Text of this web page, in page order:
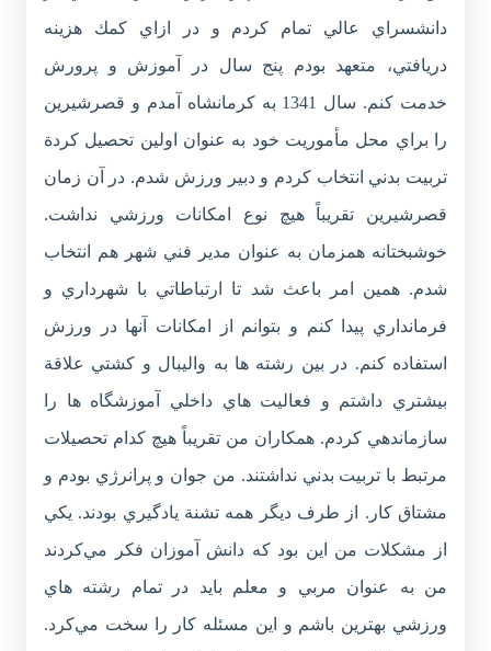
دانشسراي عالي تمام كردم و در ازاي كمك هزينه
دريافتي، متعهد بودم پنج سال در آموزش و پرورش
خدمت کنم. سال 1341 به كرمانشاه آمدم و قصرشيرين
را براي محل مأموريت خود به عنوان اولين تحصيل كردة
تربيت بدني انتخاب كردم و دبير ورزش شدم. در آن زمان
قصرشيرين تقريباً هيچ نوع امكانات ورزشي نداشت.
خوشبختانه همزمان به عنوان مدير فني شهر هم انتخاب
شدم. همين امر باعث شد تا ارتباطاتي با شهرداري و
فرمانداري پيدا کنم و بتوانم از امكانات آنها در ورزش
استفاده كنم. در بين رشته ها به واليبال و كشتي علاقة
بيشتري داشتم و فعاليت هاي داخلي آموزشگاه ها را
سازماندهي كردم. همكاران من تقريباً هيچ كدام تحصيلات
مرتبط با تربيت بدني نداشتند. من جوان و پرانرژي بودم و
مشتاق كار. از طرف ديگر همه تشنة يادگيري بودند. يكي
از مشكلات من اين بود كه دانش آموزان فكر مي‌كردند
من به عنوان مربي و معلم بايد در تمام رشته هاي
ورزشي بهترين باشم و اين مسئله كار را سخت مي‌كرد.